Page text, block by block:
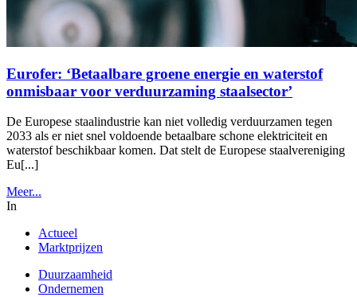
Eurofer: ‘Betaalbare groene energie en waterstof
onmisbaar voor verduurzaming staalsector’
De Europese staalindustrie kan niet volledig verduurzamen tegen
2033 als er niet snel voldoende betaalbare schone elektriciteit en
waterstof beschikbaar komen. Dat stelt de Europese staalvereniging
Eu[...]
Meer...
In
Actueel
Marktprijzen
Duurzaamheid
Ondernemen